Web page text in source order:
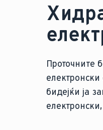
Проточните
бидејќи ја